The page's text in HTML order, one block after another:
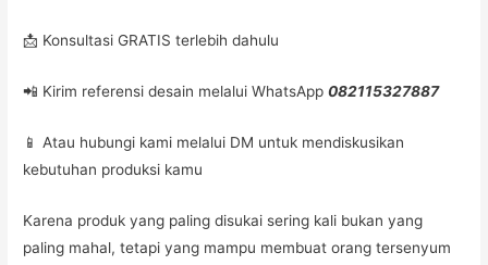
📩 Konsultasi GRATIS terlebih dahulu
📲 Kirim referensi desain melalui WhatsApp082115327887
📱 Atau hubungi kami melalui DM untuk mendiskusikan
kebutuhan produksi kamu
Karena produk yang paling disukai sering kali bukan yang
paling mahal, tetapi yang mampu membuat orang tersenyum